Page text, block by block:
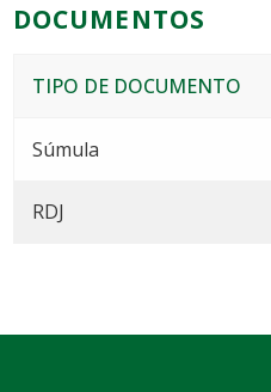
DOCUMENTOS
TIPO DE DOCUMENTO
Súmula
RDJ